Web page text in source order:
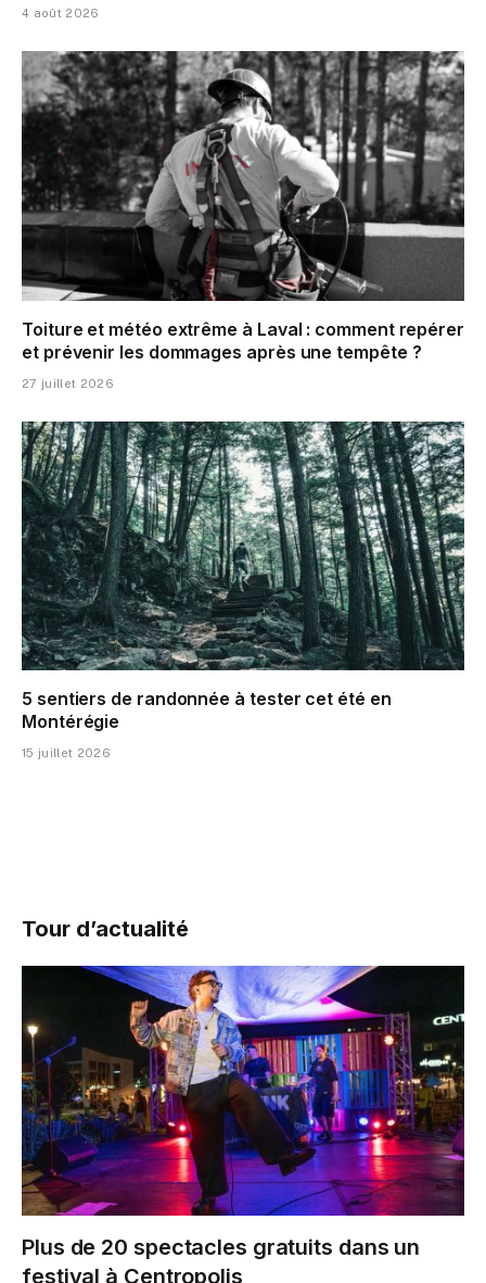
4 août 2026
Toiture et météo extrême à Laval : comment repérer
et prévenir les dommages après une tempête ?
27 juillet 2026
5 sentiers de randonnée à tester cet été en
Montérégie
15 juillet 2026
Tour d’actualité
Plus de 20 spectacles gratuits dans un
festival à Centropolis